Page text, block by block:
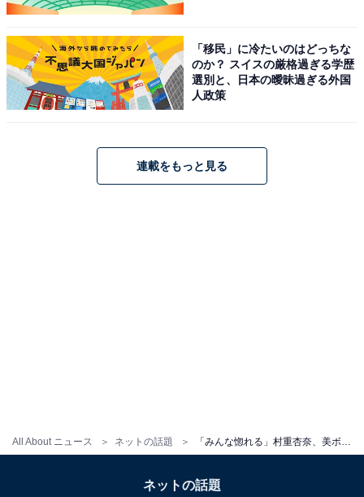
All About ニュース ネットの話題
「移民」に冷たいのはどっちな
のか？ スイスの厳格過ぎる学歴
選別と、日本の曖昧過ぎる外国
人政策
連載をもっと見る
ネットの話題